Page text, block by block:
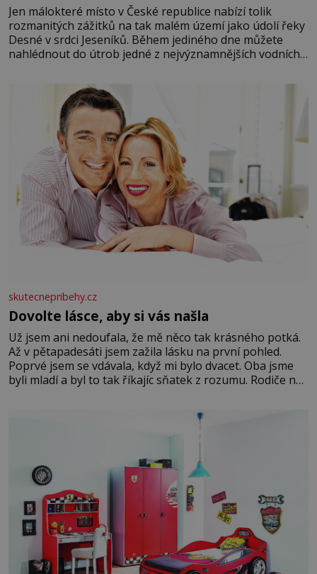
Jen málokteré místo v České republice nabízí tolik
rozmanitých zážitků na tak malém území jako údolí řeky
Desné v srdci Jeseníků. Během jediného dne můžete
nahlédnout do útrob jedné z nejvýznamnějších vodních
se na koloběžce a den zakončit poznáváním památek ve
Velkých Losinách nebo v termálním
skutecnepribehy.cz
Dovolte lásce, aby si vás našla
Už jsem ani nedoufala, že mě něco tak krásného potká.
Až v pětapadesáti jsem zažila lásku na první pohled.
Poprvé jsem se vdávala, když mi bylo dvacet. Oba jsme
byli mladí a byl to tak říkajíc sňatek z rozumu. Rodiče nás
Manželství nám oběma moc nesvědčilo, brzy jsme zjistili,